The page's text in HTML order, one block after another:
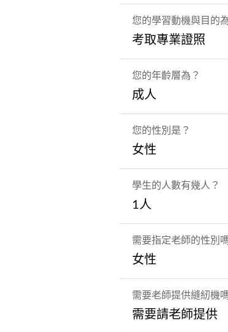
您的學習動機與目的
考取專業證照
您的年齡層為？
成人
您的性別是？
女性
學生的人數有幾人？
1人
需要指定老師的性別
女性
需要老師提供縫紉機
需要請老師提供